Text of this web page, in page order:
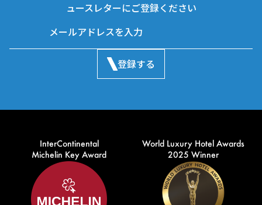
ュースレターにご登録ください
登録する
InterContinental
Michelin Key Award
World Luxury Hotel Awards
2025 Winner